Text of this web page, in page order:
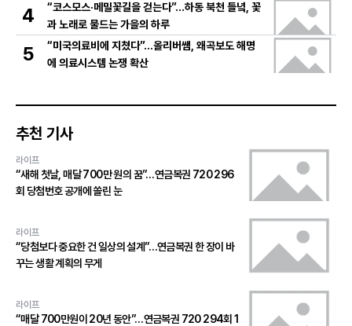
4
“코스모스·메밀꽃길을 걷는다”…하동 북천 들녘, 꽃
과 노래로 물드는 가을의 하루
5
“미국의료비에 지쳤다”…올리버쌤, 왜곡보도 해명
에 의료시스템 논쟁 확산
추천 기사
라이프
“새해 첫날, 매달 700만 원의 꿈”…연금복권 720 296
회 당첨번호 공개에 쏠린 눈
라이프
“당첨보다 중요한 건 일상의 설계”…연금복권 한 장이 바
꾸는 생활 계획의 무게
라이프
“매달 700만원이 20년 동안”…연금복권 720 294회 1